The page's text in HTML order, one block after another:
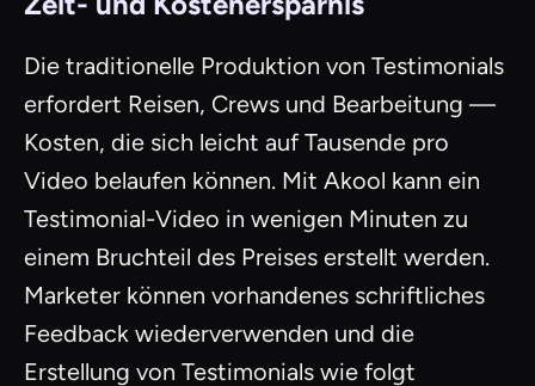
Die traditionelle Produktion von Testimonials
erfordert Reisen, Crews und Bearbeitung —
Kosten, die sich leicht auf Tausende pro
Video belaufen können. Mit Akool kann ein
Testimonial-Video in wenigen Minuten zu
einem Bruchteil des Preises erstellt werden.
Marketer können vorhandenes schriftliches
Feedback wiederverwenden und die
Erstellung von Testimonials wie folgt